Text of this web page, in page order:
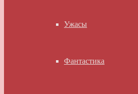
Ужасы
Фантастика